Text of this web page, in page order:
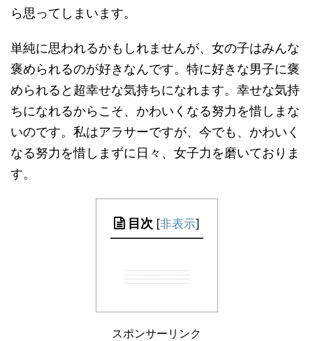
ら思ってしまいます。
単純に思われるかもしれませんが、女の子はみんな
褒められるのが好きなんです。特に好きな男子に褒
められると超幸せな気持ちになれます。幸せな気持
ちになれるからこそ、かわいくなる努力を惜しまな
いのです。私はアラサーですが、今でも、かわいく
なる努力を惜しまずに日々、女子力を磨いておりま
す。
目次 [非表示]
スポンサーリンク